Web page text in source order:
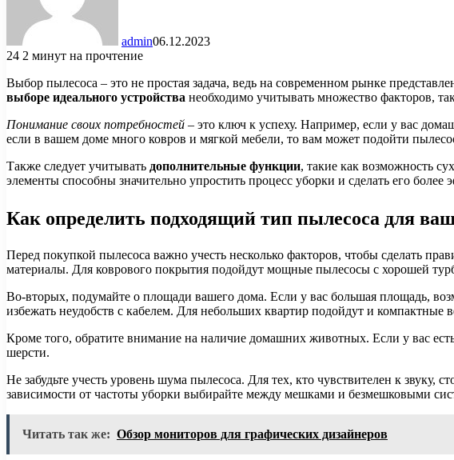
admin06.12.2023
24 2 минут на прочтение
Выбор пылесоса – это не простая задача, ведь на современном рынке
выборе идеального устройства необходимо учитывать множество факторов,
Понимание своих потребностей – это ключ к успеху. Например, если у вас
если в вашем доме много ковров и мягкой мебели, то вам может подойти
Также следует учитывать дополнительные функции, такие как возможность
элементы способны значительно упростить процесс уборки и сделать его более
Как определить подходящий тип пылесоса для
Перед покупкой пылесоса важно учесть несколько факторов, чтобы сделать
материалы. Для коврового покрытия подойдут мощные пылесосы с хорошей
Во-вторых, подумайте о площади вашего дома. Если у вас большая площадь,
избежать неудобств с кабелем. Для небольших квартир подойдут и компактные
Кроме того, обратите внимание на наличие домашних животных. Если у вас
шерсти.
Не забудьте учесть уровень шума пылесоса. Для тех, кто чувствителен к
зависимости от частоты уборки выбирайте между мешками и безмешковыми
Читать так же: Обзор мониторов для графических дизайнеров